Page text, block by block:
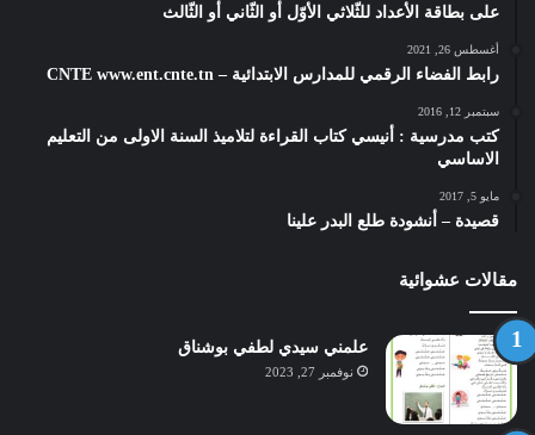
على بطاقة الأعداد للثّلاثي الأوّل أو الثّاني أو الثّالث
أغسطس 26, 2021
رابط الفضاء الرقمي للمدارس الابتدائية – CNTE www.ent.cnte.tn
سبتمبر 12, 2016
كتب مدرسية : أنيسي كتاب القراءة لتلاميذ السنة الاولى من التعليم
الاساسي
مايو 5, 2017
قصيدة – أنشودة طلع البدر علينا
مقالات عشوائية
علمني سيدي لطفي بوشناق
نوفمبر 27, 2023